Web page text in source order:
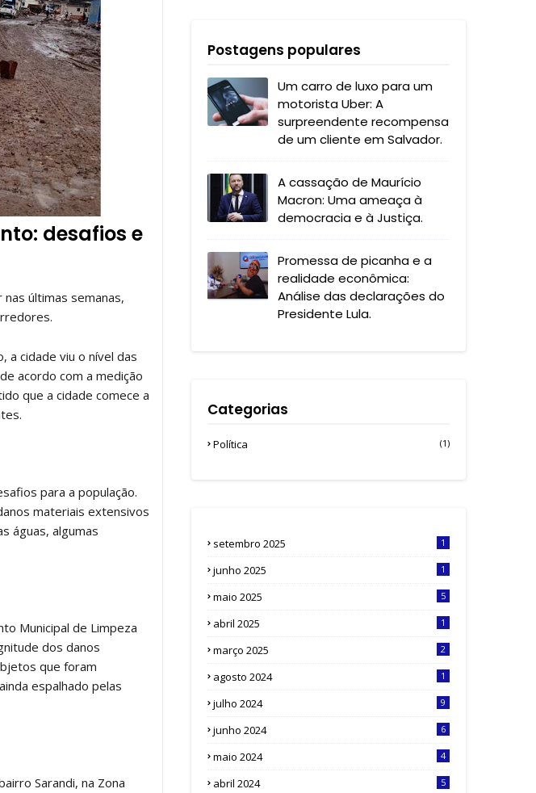
desafios e
últimas semanas,
a cidade viu o nível das
acordo com a medição
que a cidade comece a
para a população.
materiais extensivos
águas, algumas
Municipal de Limpeza
dos danos
que foram
espalhado pelas
Sarandi, na Zona
Postagens populares
Um carro de luxo para um
motorista Uber: A
surpreendente recompensa
de um cliente em Salvador.
A cassação de Maurício
Macron: Uma ameaça à
democracia e à Justiça.
Promessa de picanha e a
realidade econômica:
Análise das declarações do
Presidente Lula.
Categorias
Política (1)
setembro 2025 1
junho 2025 1
maio 2025 5
abril 2025 1
março 2025 2
agosto 2024 1
julho 2024 9
junho 2024 6
maio 2024 4
abril 2024 5